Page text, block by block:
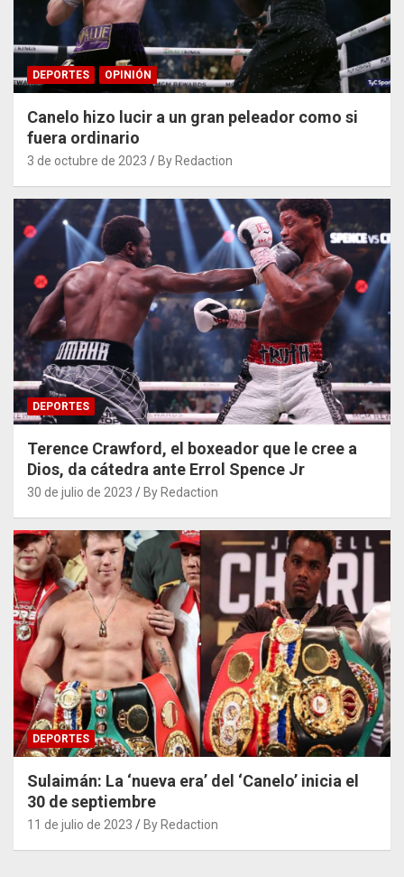
DEPORTES OPINIÓN
Canelo hizo lucir a un gran peleador como si
fuera ordinario
3 de octubre de 2023 By Redaction
DEPORTES
Terence Crawford, el boxeador que le cree a
Dios, da cátedra ante Errol Spence Jr
30 de julio de 2023 By Redaction
DEPORTES
Sulaimán: La ‘nueva era’ del ‘Canelo’ inicia el
30 de septiembre
11 de julio de 2023 By Redaction